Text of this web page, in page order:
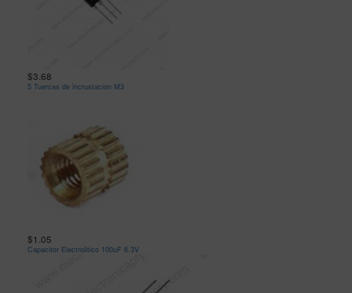
$3.68
5 Tuercas de incrustacion M3
$1.05
Capacitor Electrolitico 100uF 6.3V